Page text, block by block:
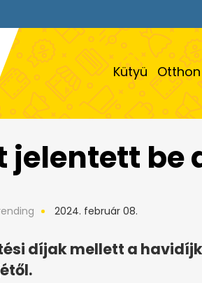
Kütyü Otthon
jelentett be
2024. február 08.
díjak mellett a